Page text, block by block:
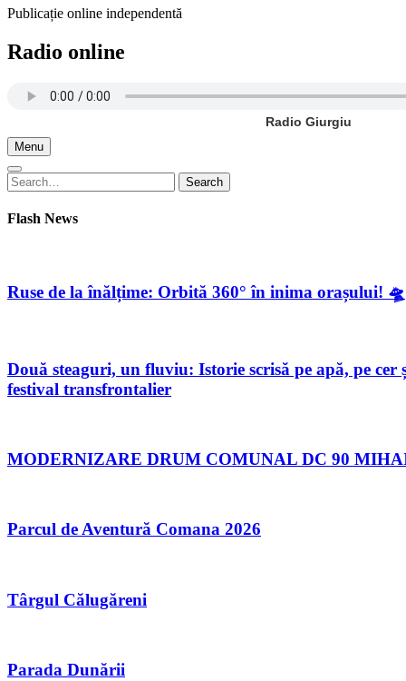
Publicație online independentă
Radio online
Radio Giurgiu
Menu
Search
for:
Search
Flash News
Ruse de la înălțime: Orbită 360° în inima orașului! 🛸
Două steaguri, un fluviu: Istorie scrisă pe apă, pe
festival transfrontalier
MODERNIZARE DRUM COMUNAL DC 90
Parcul de Aventură Comana 2026
Târgul Călugăreni
Parada Dunării